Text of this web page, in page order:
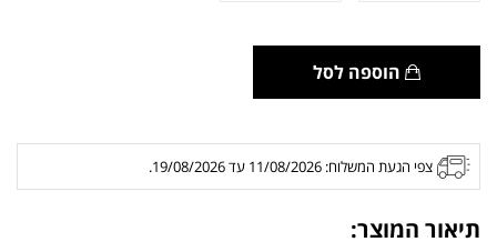
צפי הגעת המשלוח: 11/08/2026 עד 19/08/2026.
תיאור המוצר: